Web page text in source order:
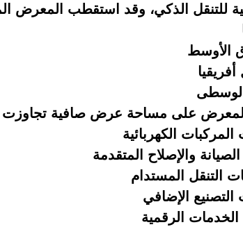
للتنقل الذكي، وقد استقطب
الأوسط
مساحة عرض صافية تجاوزت 40 ألف متر مربع، وشهد اهتمامًا كبيرًا من المتخصصين
المركبات الكهربائية
والإصلاح المتقدمة
التنقل المستدام
التصنيع الإضافي
الخدمات الرقمية